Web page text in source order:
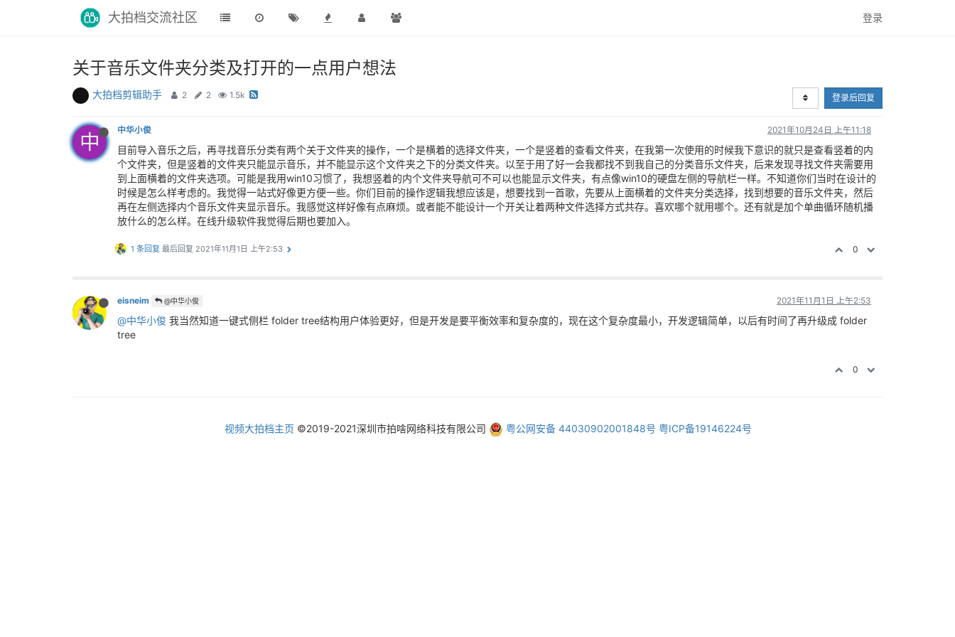
大拍档交流社区 登录
关于音乐文件夹分类及打开的一点用户想法
大拍档剪辑助手 2 2 1.5k 登录后回复
中 中华小俊 2021年10月24日 上午11:18
目前导入音乐之后，再寻找音乐分类有两个关于文件夹的操作，一个是横着的选择文件夹，一个是竖着的查看文件夹，在我第一次使用的时候我下意识的就只是查看竖着的内
个文件夹，但是竖着的文件夹只能显示音乐，并不能显示这个文件夹之下的分类文件夹。以至于用了好一会我都找不到我自己的分类音乐文件夹，后来发现寻找文件夹需要用
到上面横着的文件夹选项。可能是我用win10习惯了，我想竖着的内个文件夹导航可不可以也能显示文件夹，有点像win10的硬盘左侧的导航栏一样。不知道你们当时在设计的
时候是怎么样考虑的。我觉得一站式好像更方便一些。你们目前的操作逻辑我想应该是，想要找到一首歌，先要从上面横着的文件夹分类选择，找到想要的音乐文件夹，然后
再在左侧选择内个音乐文件夹显示音乐。我感觉这样好像有点麻烦。或者能不能设计一个开关让着两种文件选择方式共存。喜欢哪个就用哪个。还有就是加个单曲循环随机播
放什么的怎么样。在线升级软件我觉得后期也要加入。
1 条回复 最后回复 2021年11月1日 上午2:53 0
eisneim @中华小俊 2021年11月1日 上午2:53
@中华小俊 我当然知道一键式侧栏 folder tree结构用户体验更好，但是开发是要平衡效率和复杂度的，现在这个复杂度最小，开发逻辑简单，以后有时间了再升级成 folder
tree
0
视频大拍档主页 ©2019-2021深圳市拍啥网络科技有限公司 粤公网安备 44030902001848号 粤ICP备19146224号